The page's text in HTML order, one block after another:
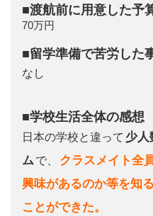
■渡航前に用意した予
70万円
■留学準備で苦労した
なし
■学校生活全体の感想
日本の学校と違って 少人
ムで、
クラスメイト全
興味があるのか等を知
ことができた。